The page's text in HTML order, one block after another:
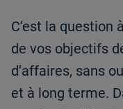
C’est la question
de vos objectifs
d’affaires, sans
et à long terme.